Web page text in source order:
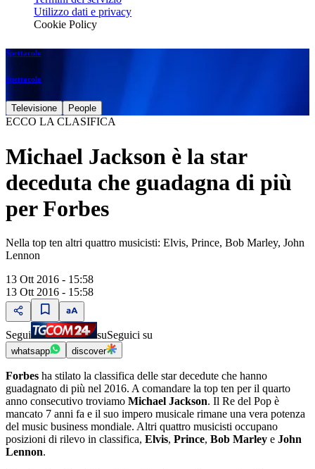
Utilizzo dati e privacy
Cookie Policy
Spettacolo
Spettacolo
Televisione People
ECCO LA CLASIFICA
Michael Jackson è la star
deceduta che guadagna di più
per Forbes
Nella top ten altri quattro musicisti: Elvis, Prince, Bob Marley, John
Lennon
13 Ott 2016 - 15:58
13 Ott 2016 - 15:58
Segui suSeguici su
whatsapp discover
Forbes ha stilato la classifica delle star decedute che hanno
guadagnato di più nel 2016. A comandare la top ten per il quarto
anno consecutivo troviamo Michael Jackson. Il Re del Pop è
mancato 7 anni fa e il suo impero musicale rimane una vera potenza
del music business mondiale. Altri quattro musicisti occupano
posizioni di rilevo in classifica, Elvis, Prince, Bob Marley e John
Lennon.